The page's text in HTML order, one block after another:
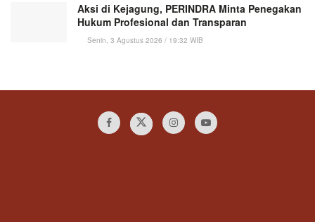
Aksi di Kejagung, PERINDRA Minta Penegakan
Hukum Profesional dan Transparan
Senin, 3 Agustus 2026 / 19:32 WIB